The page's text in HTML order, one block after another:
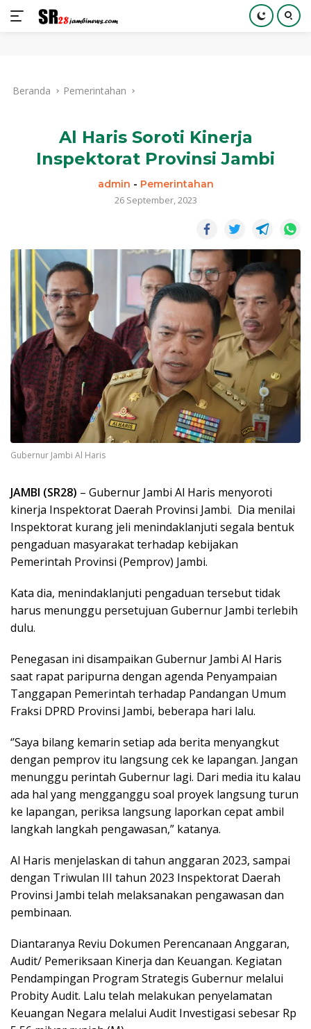
kontenBeranda Pemerintahan
Al Haris Soroti Kinerja
Inspektorat Provinsi Jambi
admin - Pemerintahan
26 September, 2023
Gubernur Jambi Al Haris
JAMBI (SR28) – Gubernur Jambi Al Haris menyoroti
kinerja Inspektorat Daerah Provinsi Jambi. Dia menilai
Inspektorat kurang jeli menindaklanjuti segala bentuk
pengaduan masyarakat terhadap kebijakan
Pemerintah Provinsi (Pemprov) Jambi.
Kata dia, menindaklanjuti pengaduan tersebut tidak
harus menunggu persetujuan Gubernur Jambi terlebih
dulu.
Penegasan ini disampaikan Gubernur Jambi Al Haris
saat rapat paripurna dengan agenda Penyampaian
Tanggapan Pemerintah terhadap Pandangan Umum
Fraksi DPRD Provinsi Jambi, beberapa hari lalu.
‘’Saya bilang kemarin setiap ada berita menyangkut
dengan pemprov itu langsung cek ke lapangan. Jangan
menunggu perintah Gubernur lagi. Dari media itu kalau
ada hal yang mengganggu soal proyek langsung turun
ke lapangan, periksa langsung laporkan cepat ambil
langkah langkah pengawasan,” katanya.
Al Haris menjelaskan di tahun anggaran 2023, sampai
dengan Triwulan III tahun 2023 Inspektorat Daerah
Provinsi Jambi telah melaksanakan pengawasan dan
pembinaan.
Diantaranya Reviu Dokumen Perencanaan Anggaran,
Audit/ Pemeriksaan Kinerja dan Keuangan. Kegiatan
Pendampingan Program Strategis Gubernur melalui
Probity Audit. Lalu telah melakukan penyelamatan
Keuangan Negara melalui Audit Investigasi sebesar Rp